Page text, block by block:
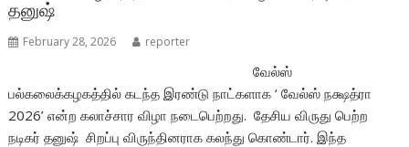
தனுஷ்
February 28, 2026 reporter
வேல்ஸ்
பல்கலைக்கழகத்தில் கடந்த இரண்டு நாட்களாக ‘ வேல்ஸ் நக்ஷத்ரா
2026’ என்ற கலாச்சார விழா நடைபெற்றது. தேசிய விருது பெற்ற
நடிகர் தனுஷ் சிறப்பு விருந்தினராக கலந்து கொண்டார். இந்த